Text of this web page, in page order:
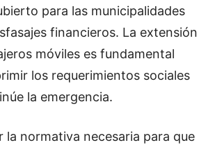
para las municipalidades
financieros. La extensión
móviles es fundamental
los requerimientos sociales
la emergencia.
normativa necesaria para que